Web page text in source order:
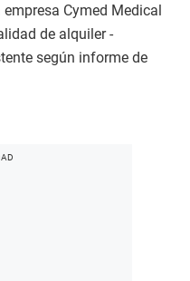
Cymed Medical
de alquiler -
según informe de